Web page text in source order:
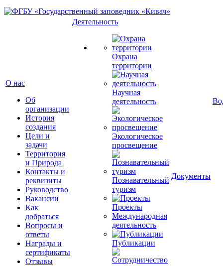
О нас
Об
организации
История
создания
Цели и
задачи
Территория
и Природа
Контакты и
реквизиты
Руководство
Вакансии
Как
добраться
Вопросы и
ответы
Награды и
сертификаты
Отзывы
Деятельность
Охрана
территории
Научная
деятельность
Экологическое
просвещение
Познавательный
туризм
Проекты
Международная
деятельность
Публикации
Документы